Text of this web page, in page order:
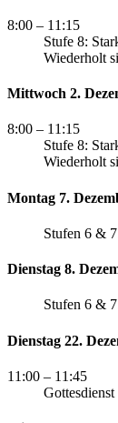
8:00 – 11:15
Stufe 8:
Wiederholt
Mittwoch 2.
8:00 – 11:15
Stufe 8:
Wiederholt
Montag 7.
Stufen 6 &
Dienstag 8.
Stufen 6 &
Dienstag 22.
11:00 – 11:45
Gottesdienst